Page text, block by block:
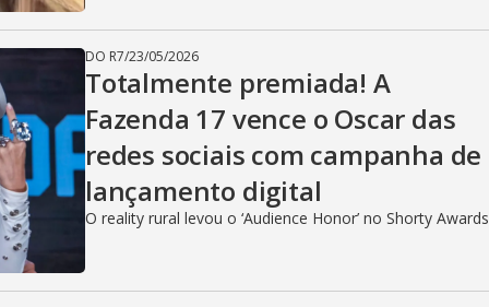
DO R7/23/05/2026
Totalmente premiada! A
Fazenda 17 vence o Oscar das
redes sociais com campanha de
lançamento digital
O reality rural levou o ‘Audience Honor’ no Shorty Awards